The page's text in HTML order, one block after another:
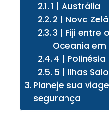
1 | Austrália
2 | Nova
3 | Fiji entre
Oceania em
4 | Polinésia
5 | Ilhas
Planeje sua
segurança